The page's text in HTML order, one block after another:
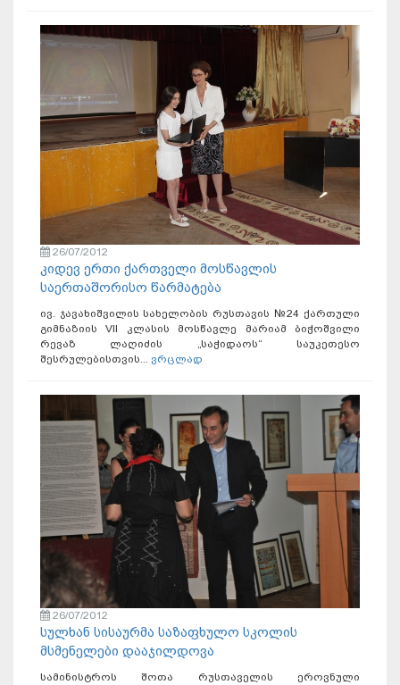
26/07/2012
კიდევ ერთი ქართველი მოსწავლის
საერთაშორისო წარმატება
ივ. ჯავახიშვილის სახელობის რუსთავის №24 ქართული
გიმნაზიის VII კლასის მოსწავლე მარიამ ბიჭოშვილი
რევაზ ლაღიძის „საჭიდაოს“ საუკეთესო
შესრულებისთვის... ვრცლად
26/07/2012
სულხან სისაურმა საზაფხულო სკოლის
მსმენელები დააჯილდოვა
სამინისტროს შოთა რუსთაველის ეროვნული